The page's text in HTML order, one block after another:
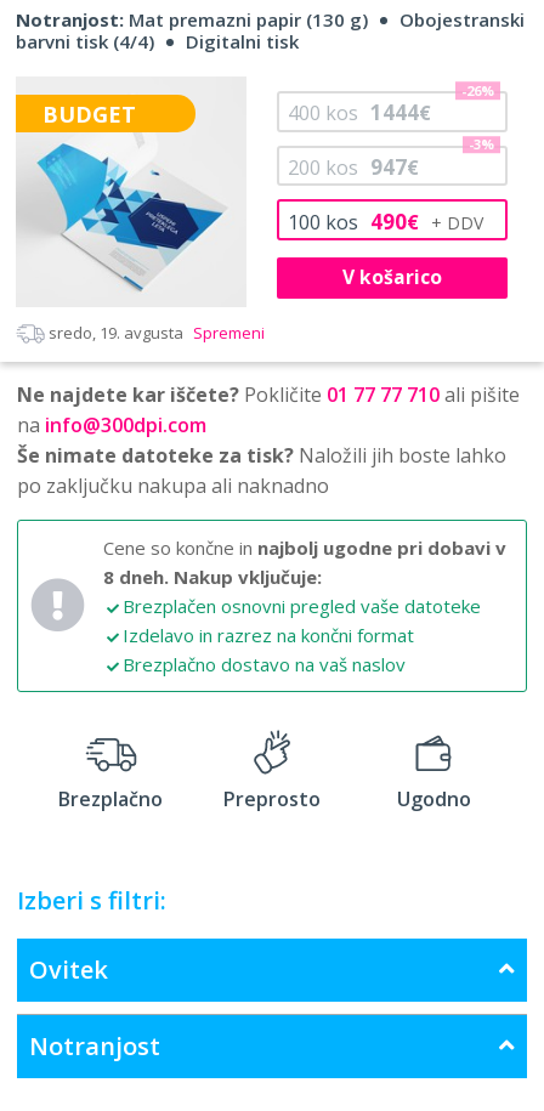
Notranjost: Mat premazni papir (130 g)
Obojestranski
barvni tisk (4/4)
Digitalni tisk
BUDGET
100 kos 490€
200 kos 947€
-3%
400 kos 1444€
-26%
V košarico
sredo, 19. avgusta Spremeni
Ne najdete kar iščete? Pokličite 01 77 77 710ali pišite
na info@300dpi.com
Še nimate datoteke za tisk? Naložili jih boste lahko
po zaključku nakupa ali naknadno
Cene so končne in najbolj ugodne pri dobavi v
8 dneh. Nakup vključuje:
Brezplačen osnovni pregled vaše datoteke
Izdelavo in razrez na končni format
Brezplačno dostavo na vaš naslov
Brezplačno Preprosto Ugodno
Izberi s filtri:
Ovitek
Notranjost